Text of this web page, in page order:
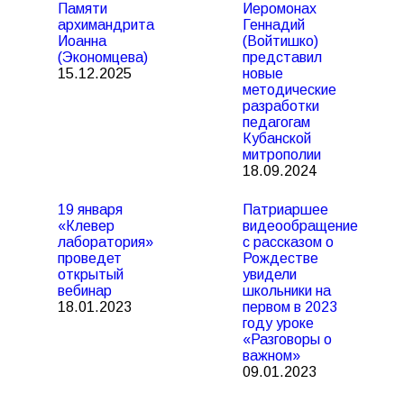
Памяти
архимандрита
Иоанна
(Экономцева)
15.12.2025
Иеромонах
Геннадий
(Войтишко)
представил
новые
методические
разработки
педагогам
Кубанской
митрополии
18.09.2024
19 января
«Клевер
лаборатория»
проведет
открытый
вебинар
18.01.2023
Патриаршее
видеообращение
с рассказом о
Рождестве
увидели
школьники на
первом в 2023
году уроке
«Разговоры о
важном»
09.01.2023